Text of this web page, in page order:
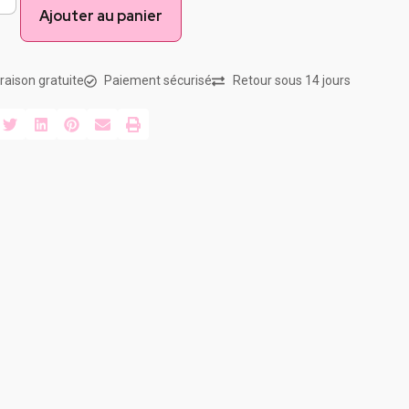
Ajouter au panier
gratuite Paiement sécurisé Retour sous 14 jours